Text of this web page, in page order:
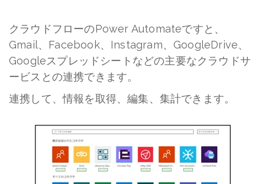
クラウドフローのPower Automateですと、
Gmail、 Facebook、 Instagram、GoogleDrive、
Googleスプレッドシートなどの主要なクラウドサ
ービスとの連携できます。
連携して、情報を取得、編集、集計できます。